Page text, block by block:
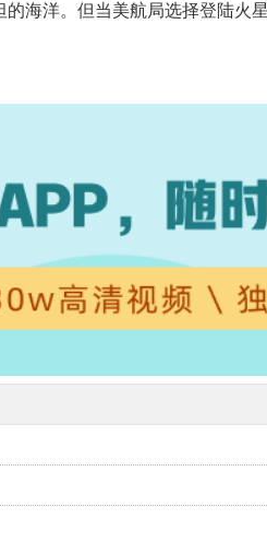
的海洋。但当美航局选择登陆火